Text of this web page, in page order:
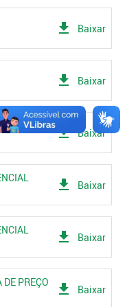
get_app Baixar
get_app Baixar
get_app Baixar
get_app Baixar
get_app Baixar
PREÇO
get_app Baixar